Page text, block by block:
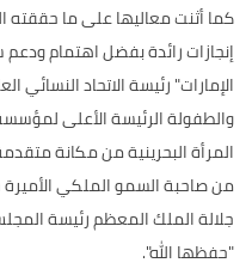
كما أثنت معاليها على ما حققته
إنجازات رائدة بفضل اهتمام
الإمارات" رئيسة الاتحاد
والطفولة الرئيسة الأعلى
المرأة البحرينية من مكانة
من صاحبة السمو الملكي
جلالة الملك المعظم رئيسة
"حفظها الله".